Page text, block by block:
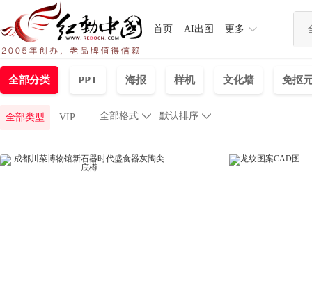
首页 AI出图 更多
全部分类 PPT 海报 样机 文化墙 免抠
全部类型 VIP 
全部格式 默认排序 